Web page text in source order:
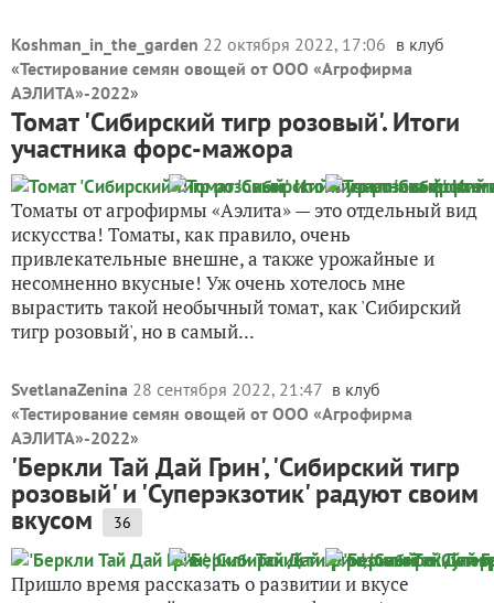
Koshman_in_the_garden 22 октября 2022, 17:06 в клуб
«Тестирование семян овощей от ООО «Агрофирма
АЭЛИТА»-2022»
Томат 'Сибирский тигр розовый'. Итоги
участника форс-мажора
Томаты от агрофирмы «Аэлита» — это отдельный вид
искусства! Томаты, как правило, очень
привлекательные внешне, а также урожайные и
несомненно вкусные! Уж очень хотелось мне
вырастить такой необычный томат, как 'Сибирский
тигр розовый', но в самый...
SvetlanaZenina 28 сентября 2022, 21:47 в клуб
«Тестирование семян овощей от ООО «Агрофирма
АЭЛИТА»-2022»
'Беркли Тай Дай Грин', 'Сибирский тигр
розовый' и 'Суперэкзотик' радуют своим
вкусом 36
Пришло время рассказать о развитии и вкусе